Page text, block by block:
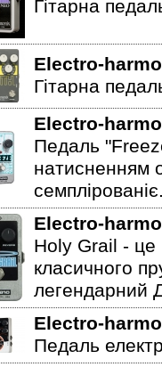
Гітарна
Electro-
Гітарна
Electro-
Педаль
натисненням
Electro-
Holy Grail - це
класичного
легендарний
Electro-
Педаль